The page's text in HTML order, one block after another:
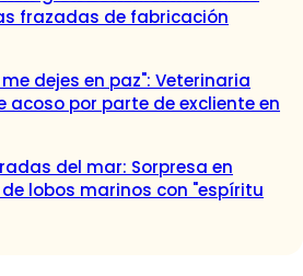
frazadas de fabricación
dejes en paz": Veterinaria
acoso por parte de excliente en
del mar: Sorpresa en
lobos marinos con "espíritu